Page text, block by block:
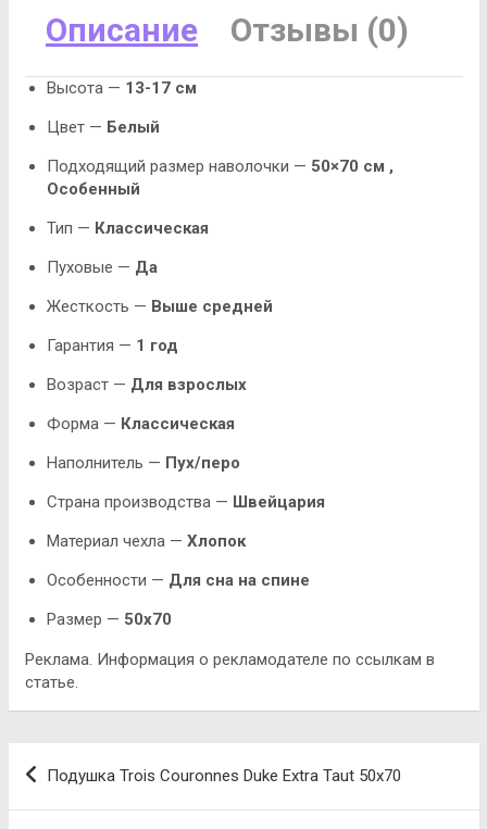
Описание Отзывы (0)
Высота — 13-17 см
Цвет — Белый
Подходящий размер наволочки — 50×70 см ,
Особенный
Тип — Классическая
Пуховые — Да
Жесткость — Выше средней
Гарантия — 1 год
Возраст — Для взрослых
Форма — Классическая
Наполнитель — Пух/перо
Страна производства — Швейцария
Материал чехла — Хлопок
Особенности — Для сна на спине
Размер — 50х70
Реклама. Информация о рекламодателе по ссылкам в
статье.
Навигация
по
Подушка Trois Couronnes Duke Extra Taut 50х70